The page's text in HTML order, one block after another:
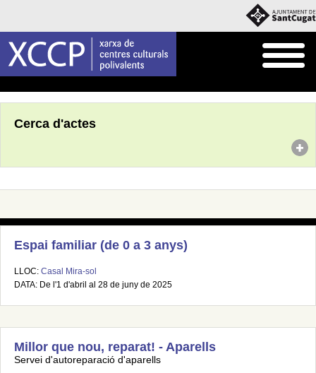
Cerca d'actes
Espai familiar (de 0 a 3 anys)
LLOC: Casal Mira-sol
DATA: De l'1 d'abril al 28 de juny de 2025
Millor que nou, reparat! - Aparells
Servei d'autoreparació d'aparells